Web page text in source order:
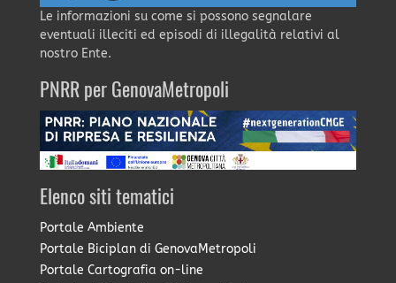
Le informazioni su come si possono segnalare
eventuali illeciti ed episodi di illegalità relativi al
nostro Ente.
PNRR per GenovaMetropoli
Elenco siti tematici
Portale Ambiente
Portale Biciplan di GenovaMetropoli
Portale Cartografia on-line